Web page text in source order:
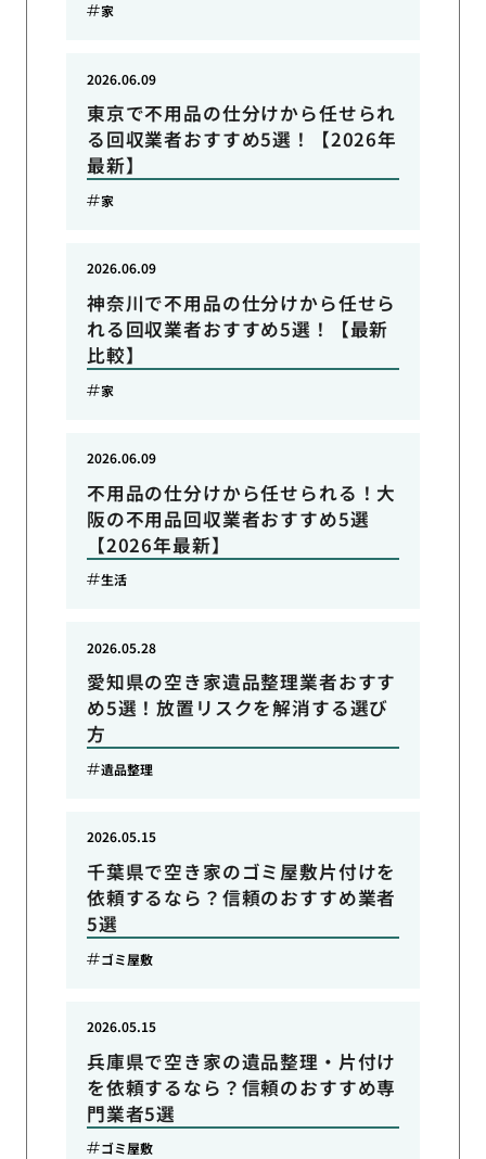
家
東京で不用品の仕分けから任せられ
る回収業者おすすめ5選！【2026年
最新】
2026.06.09
家
神奈川で不用品の仕分けから任せら
れる回収業者おすすめ5選！【最新
比較】
2026.06.09
家
不用品の仕分けから任せられる！大
阪の不用品回収業者おすすめ5選
【2026年最新】
2026.06.09
生活
愛知県の空き家遺品整理業者おすす
め5選！放置リスクを解消する選び
方
2026.05.28
遺品整理
千葉県で空き家のゴミ屋敷片付けを
依頼するなら？信頼のおすすめ業者
5選
2026.05.15
ゴミ屋敷
兵庫県で空き家の遺品整理・片付け
を依頼するなら？信頼のおすすめ専
門業者5選
2026.05.15
ゴミ屋敷